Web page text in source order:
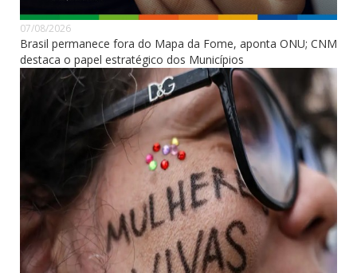
07/08/2026
Brasil permanece fora do Mapa da Fome, aponta ONU; CNM
destaca o papel estratégico dos Municípios